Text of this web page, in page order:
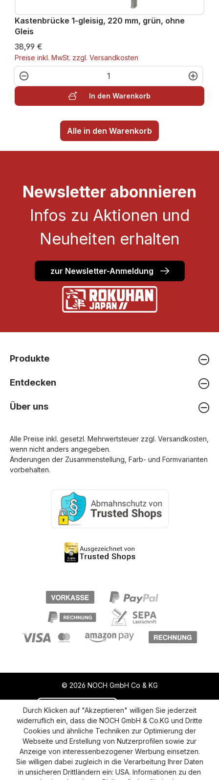
Kastenbrücke 1-gleisig, 220 mm, grün, ohne
Gleis
38,99 €
Preise inkl. MwSt. zzgl. Versandkosten
Produkt Anzahl: Gib den
In den Warenkorb
Alle in den Warenkorb
Newsletter abonnieren
Infos zu Aktionen und
Neuheiten erhalten
zur Newsletter-Anmeldung
Produkte
Entdecken
Über uns
Alle Preise inkl. gesetzl. Mehrwertsteuer zzgl. Versandkosten
wenn nicht anders angegeben.
Änderungen der Zusammenstellung, Farb- und Formvarianten
vorbehalten.
© 2026 NOCH GmbH Co & KG
Vertrag widerrufen Aktuelle Situation
Widerruf Impressum
Datenschutz
Versand und Zahlung
AGB
Cookie-Einstellungen
Barrierefreiheitserklärung
Durch Klicken auf "Akzeptieren" willigen Sie jederzeit
widerruflich ein, dass die NOCH GmbH & Co.KG und Dritte
Cookies und ähnliche Techniken zur Optimierung der
Webseite und Erstellung von Nutzerprofilen sowie zur
Anzeige von interessenbezogener Werbung einsetzen.
Sie willigen dabei zugleich in die Verarbeitung Ihrer Daten
in unsicheren Drittländern ein: USA. Informationen zu den